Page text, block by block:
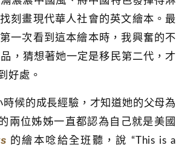
找刻畫現代華人社會的英文繪本。最
一次看到這本繪本時，我興奮的不
，猜想著她一定是移民第二代，才
好處。
候的成長經驗，才知道她的父母為
兩位姊姊一直都認為自己就是美國
的繪本唸給全班聽，說 “This is a